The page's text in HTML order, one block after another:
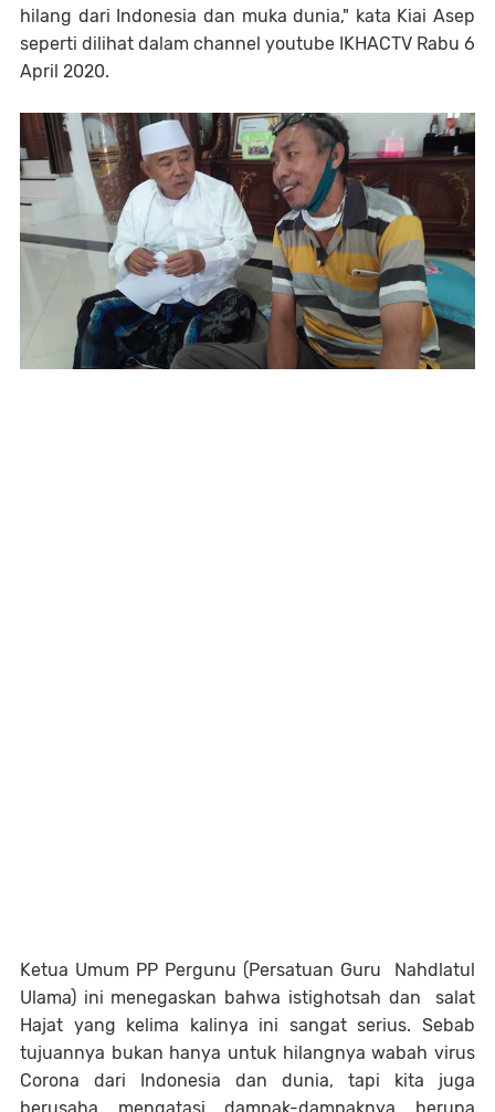
hilang dari Indonesia dan muka dunia," kata Kiai Asep
seperti dilihat dalam channel youtube IKHACTV Rabu 6
April 2020.
Ketua Umum PP Pergunu (Persatuan Guru Nahdlatul
Ulama) ini menegaskan bahwa istighotsah dan salat
Hajat yang kelima kalinya ini sangat serius. Sebab
tujuannya bukan hanya untuk hilangnya wabah virus
Corona dari Indonesia dan dunia, tapi kita juga
berusaha mengatasi dampak-dampaknya berupa